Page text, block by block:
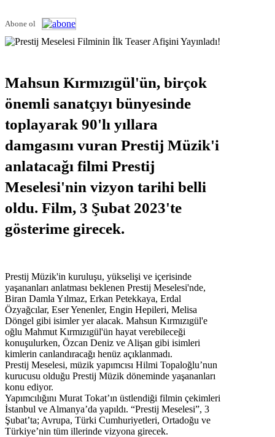
Abone ol
Mahsun Kırmızıgül'ün, birçok
önemli sanatçıyı bünyesinde
toplayarak 90'lı yıllara
damgasını vuran Prestij Müzik'i
anlatacağı filmi Prestij
Meselesi'nin vizyon tarihi belli
oldu. Film, 3 Şubat 2023'te
gösterime girecek.
Prestij Müzik'in kuruluşu, yükselişi ve içerisinde
yaşananları anlatması beklenen Prestij Meselesi'nde,
Biran Damla Yılmaz, Erkan Petekkaya, Erdal
Özyağcılar, Eser Yenenler, Engin Hepileri, Melisa
Döngel gibi isimler yer alacak. Mahsun Kırmızıgül'e
oğlu Mahmut Kırmızıgül'ün hayat verebileceği
konuşulurken, Özcan Deniz ve Alişan gibi isimleri
kimlerin canlandıracağı henüz açıklanmadı.
Prestij Meselesi, müzik yapımcısı Hilmi Topaloğlu’nun
kurucusu olduğu Prestij Müzik döneminde yaşananları
konu ediyor.
Yapımcılığını Murat Tokat’ın üstlendiği filmin çekimleri
İstanbul ve Almanya’da yapıldı. “Prestij Meselesi”, 3
Şubat’ta; Avrupa, Türki Cumhuriyetleri, Ortadoğu ve
Türkiye’nin tüm illerinde vizyona girecek.